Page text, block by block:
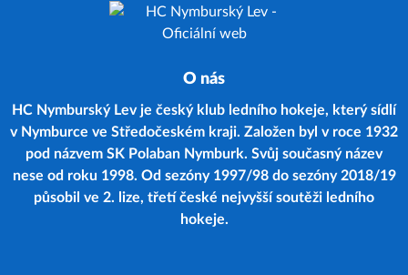
O nás
HC Nymburský Lev je český klub ledního hokeje, který sídlí
v Nymburce ve Středočeském kraji. Založen byl v roce 1932
pod názvem SK Polaban Nymburk. Svůj současný název
nese od roku 1998. Od sezóny 1997/98 do sezóny 2018/19
působil ve 2. lize, třetí české nejvyšší soutěži ledního
hokeje.